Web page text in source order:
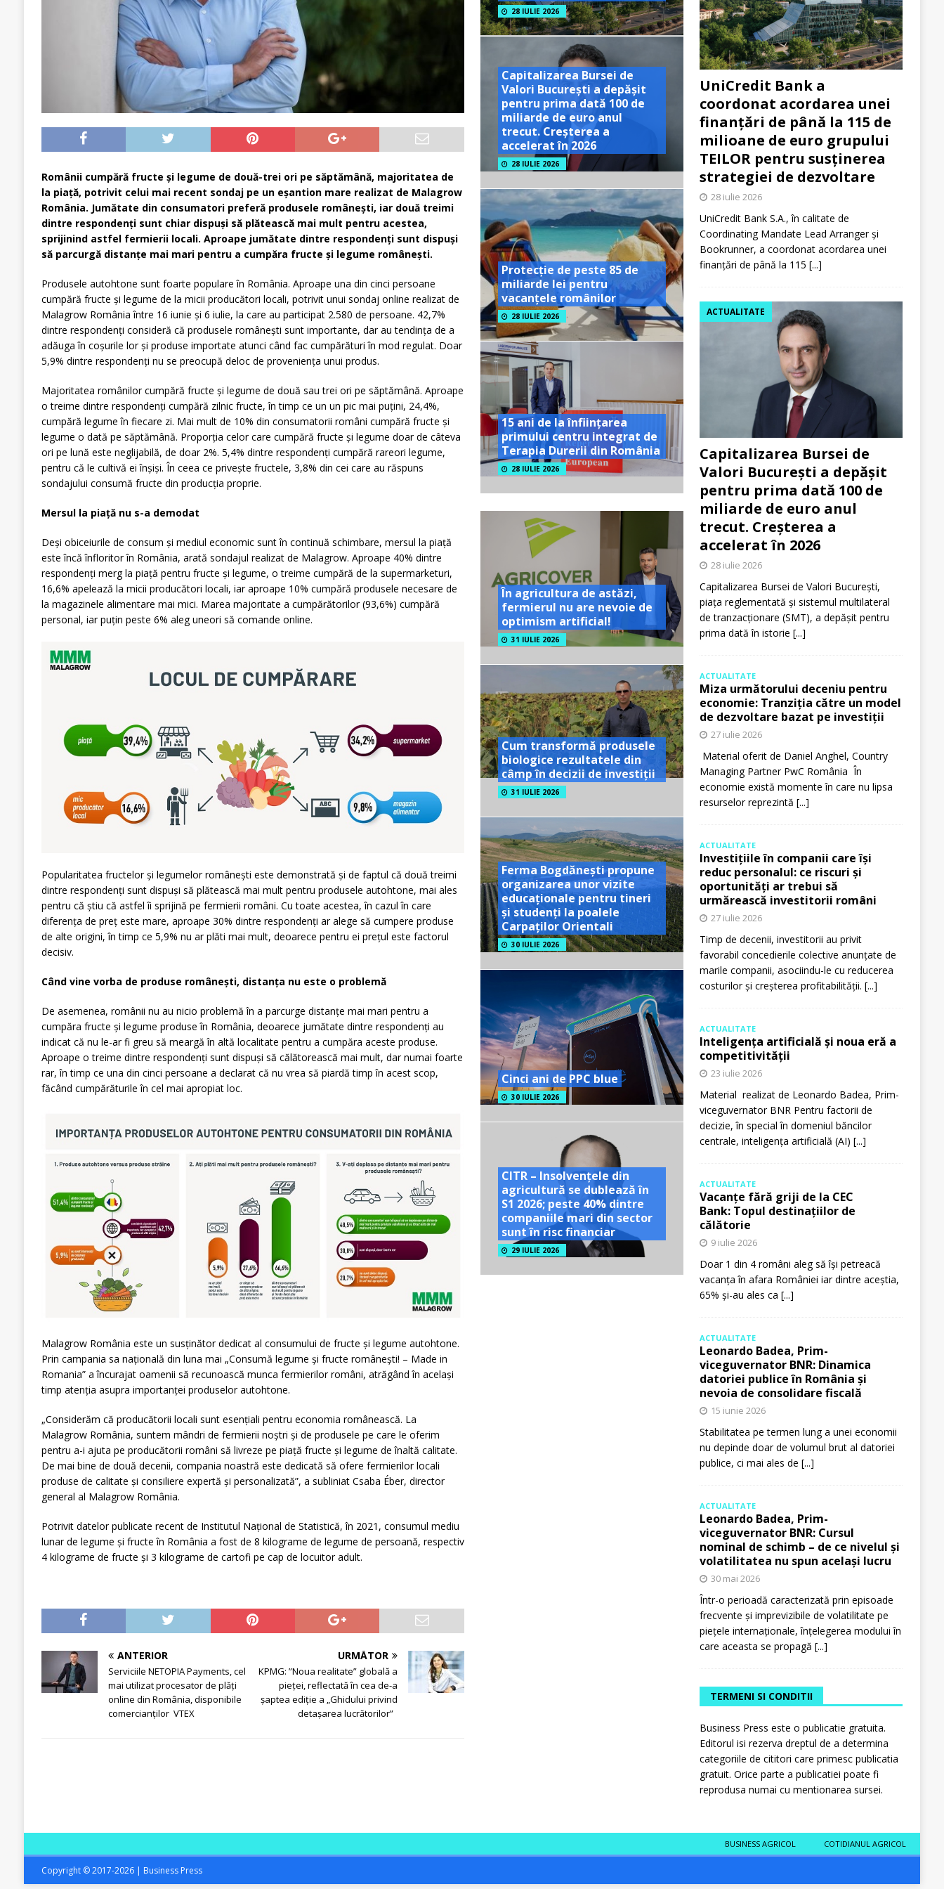
Românii cumpără fructe și legume de două-trei ori pe săptămână, majoritatea de
la piață, potrivit celui mai recent sondaj pe un eșantion mare realizat de Malagrow
România. Jumătate din consumatori preferă produsele românești, iar două treimi
dintre respondenți sunt chiar dispuși să plătească mai mult pentru acestea,
sprijinind astfel fermierii locali. Aproape jumătate dintre respondenți sunt dispuși
să parcurgă distanțe mai mari pentru a cumpăra fructe și legume românești.
Produsele autohtone sunt foarte populare în România. Aproape una din cinci persoane
cumpără fructe și legume de la micii producători locali, potrivit unui sondaj online realizat de
Malagrow România între 16 iunie și 6 iulie, la care au participat 2.580 de persoane. 42,7%
dintre respondenți consideră că produsele românești sunt importante, dar au tendința de a
adăuga în coșurile lor și produse importate atunci când fac cumpărături în mod regulat. Doar
5,9% dintre respondenți nu se preocupă deloc de proveniența unui produs.
Majoritatea românilor cumpără fructe și legume de două sau trei ori pe săptămână. Aproape
o treime dintre respondenți cumpără zilnic fructe, în timp ce un un pic mai puțini, 24,4%,
cumpără legume în fiecare zi. Mai mult de 10% din consumatorii români cumpără fructe și
legume o dată pe săptămână. Proporția celor care cumpără fructe și legume doar de câteva
ori pe lună este neglijabilă, de doar 2%. 5,4% dintre respondenți cumpără rareori legume,
pentru că le cultivă ei înșiși. În ceea ce privește fructele, 3,8% din cei care au răspuns
sondajului consumă fructe din producția proprie.
Mersul la piață nu s-a demodat
Deși obiceiurile de consum și mediul economic sunt în continuă schimbare, mersul la piață
este încă înfloritor în România, arată sondajul realizat de Malagrow. Aproape 40% dintre
respondenți merg la piață pentru fructe și legume, o treime cumpără de la supermarketuri,
16,6% apelează la micii producători locali, iar aproape 10% cumpără produsele necesare de
la magazinele alimentare mai mici. Marea majoritate a cumpărătorilor (93,6%) cumpără
personal, iar puțin peste 6% aleg uneori să comande online.
Popularitatea fructelor și legumelor românești este demonstrată și de faptul că două treimi
dintre respondenți sunt dispuși să plătească mai mult pentru produsele autohtone, mai ales
pentru că știu că astfel îi sprijină pe fermierii români. Cu toate acestea, în cazul în care
diferența de preț este mare, aproape 30% dintre respondenți ar alege să cumpere produse
de alte origini, în timp ce 5,9% nu ar plăti mai mult, deoarece pentru ei prețul este factorul
decisiv.
Când vine vorba de produse românești, distanța nu este o problemă
De asemenea, românii nu au nicio problemă în a parcurge distanțe mai mari pentru a
cumpăra fructe și legume produse în România, deoarece jumătate dintre respondenți au
indicat că nu le-ar fi greu să meargă în altă localitate pentru a cumpăra aceste produse.
Aproape o treime dintre respondenți sunt dispuși să călătorească mai mult, dar numai foarte
rar, în timp ce una din cinci persoane a declarat că nu vrea să piardă timp în acest scop,
făcând cumpărăturile în cel mai apropiat loc.
Malagrow România este un susținător dedicat al consumului de fructe și legume autohtone.
Prin campania sa națională din luna mai „Consumă legume şi fructe româneşti! – Made in
Romania” a încurajat oamenii să recunoască munca fermierilor români, atrăgând în același
timp atenția asupra importanței produselor autohtone.
„Considerăm că producătorii locali sunt esențiali pentru economia românească. La
Malagrow România, suntem mândri de fermierii noștri și de produsele pe care le oferim
pentru a-i ajuta pe producătorii români să livreze pe piață fructe și legume de înaltă calitate.
De mai bine de două decenii, compania noastră este dedicată să ofere fermierilor locali
produse de calitate și consiliere expertă și personalizată”, a subliniat Csaba Éber, director
general al Malagrow România.
Potrivit datelor publicate recent de Institutul Național de Statistică, în 2021, consumul mediu
lunar de legume și fructe în România a fost de 8 kilograme de legume de persoană, respectiv
4 kilograme de fructe și 3 kilograme de cartofi pe cap de locuitor adult.
ANTERIOR
Serviciile NETOPIA Payments, cel
mai utilizat procesator de plăți
online din România, disponibile
comercianților VTEX
URMĂTOR
KPMG: ”Noua realitate” globală a
pieței, reflectată în cea de-a
șaptea ediție a „Ghidului privind
detașarea lucrătorilor”
28 IULIE 2026
Capitalizarea Bursei de
Valori București a depășit
pentru prima dată 100 de
miliarde de euro anul
trecut. Creșterea a
accelerat în 2026
28 IULIE 2026
Protecție de peste 85 de
miliarde lei pentru
vacanțele românilor
28 IULIE 2026
15 ani de la înființarea
primului centru integrat de
Terapia Durerii din România
28 IULIE 2026
În agricultura de astăzi,
fermierul nu are nevoie de
optimism artificial!
31 IULIE 2026
Cum transformă produsele
biologice rezultatele din
câmp în decizii de investiții
31 IULIE 2026
Ferma Bogdănești propune
organizarea unor vizite
educaționale pentru tineri
și studenți la poalele
Carpaților Orientali
30 IULIE 2026
Cinci ani de PPC blue
30 IULIE 2026
CITR – Insolvențele din
agricultură se dublează în
S1 2026; peste 40% dintre
companiile mari din sector
sunt în risc financiar
29 IULIE 2026
UniCredit Bank a
coordonat acordarea unei
finanțări de până la 115 de
milioane de euro grupului
TEILOR pentru susținerea
strategiei de dezvoltare
28 iulie 2026
UniCredit Bank S.A., în calitate de
Coordinating Mandate Lead Arranger și
Bookrunner, a coordonat acordarea unei
finanțări de până la 115 [...]
Capitalizarea Bursei de
Valori București a depășit
pentru prima dată 100 de
miliarde de euro anul
trecut. Creșterea a
accelerat în 2026
ACTUALITATE
28 iulie 2026
Capitalizarea Bursei de Valori București,
piața reglementată și sistemul multilateral
de tranzacționare (SMT), a depășit pentru
prima dată în istorie [...]
ACTUALITATE
Miza următorului deceniu pentru
economie: Tranziția către un model
de dezvoltare bazat pe investiții
27 iulie 2026
Material oferit de Daniel Anghel, Country
Managing Partner PwC România În
economie există momente în care nu lipsa
resurselor reprezintă [...]
ACTUALITATE
Investițiile în companii care își
reduc personalul: ce riscuri și
oportunități ar trebui să
urmărească investitorii români
27 iulie 2026
Timp de decenii, investitorii au privit
favorabil concedierile colective anunțate de
marile companii, asociindu-le cu reducerea
costurilor și creșterea profitabilității. [...]
ACTUALITATE
Inteligența artificială și noua eră a
competitivității
23 iulie 2026
Material realizat de Leonardo Badea, Prim-
viceguvernator BNR Pentru factorii de
decizie, în special în domeniul băncilor
centrale, inteligența artificială (AI) [...]
ACTUALITATE
Vacanțe fără griji de la CEC
Bank: Topul destinațiilor de
călătorie
9 iulie 2026
Doar 1 din 4 români aleg să își petreacă
vacanța în afara României iar dintre aceștia,
65% și-au ales ca [...]
ACTUALITATE
Leonardo Badea, Prim-
viceguvernator BNR: Dinamica
datoriei publice în România și
nevoia de consolidare fiscală
15 iunie 2026
Stabilitatea pe termen lung a unei economii
nu depinde doar de volumul brut al datoriei
publice, ci mai ales de [...]
ACTUALITATE
Leonardo Badea, Prim-
viceguvernator BNR: Cursul
nominal de schimb – de ce nivelul și
volatilitatea nu spun același lucru
30 mai 2026
Într-o perioadă caracterizată prin episoade
frecvente și imprevizibile de volatilitate pe
piețele internaționale, înțelegerea modului în
care aceasta se propagă [...]
TERMENI SI CONDITII
Business Press este o publicatie gratuita.
Editorul isi rezerva dreptul de a determina
categoriile de cititori care primesc publicatia
gratuit. Orice parte a publicatiei poate fi
reprodusa numai cu mentionarea sursei.
BUSINESS AGRICOL COTIDIANUL AGRICOL
Copyright © 2017-2026 | Business Press